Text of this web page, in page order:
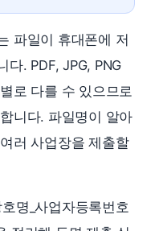
파일이 휴대폰에 저
다. PDF, JPG, PNG
로 다를 수 있으므로
니다. 파일명이 알아
러 사업장을 제출할
명_사업자등록번호